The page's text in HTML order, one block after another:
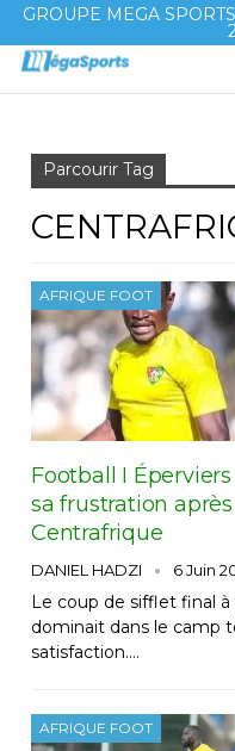
GROUPE MEGA
Parcourir Tag
AFRIQUE FOOT
Football I
sa frustration
Centrafrique
DANIEL HADZI 6 Juin
Le coup de sifflet final
dominait dans le camp
satisfaction.…
AFRIQUE FOOT